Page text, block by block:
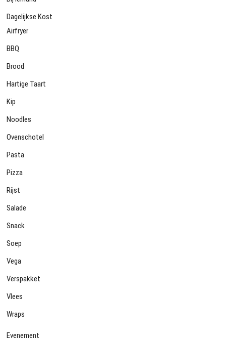
Dagelijkse Kost
Airfryer
BBQ
Brood
Hartige Taart
Kip
Noodles
Ovenschotel
Pasta
Pizza
Rijst
Salade
Snack
Soep
Vega
Verspakket
Vlees
Wraps
Evenement